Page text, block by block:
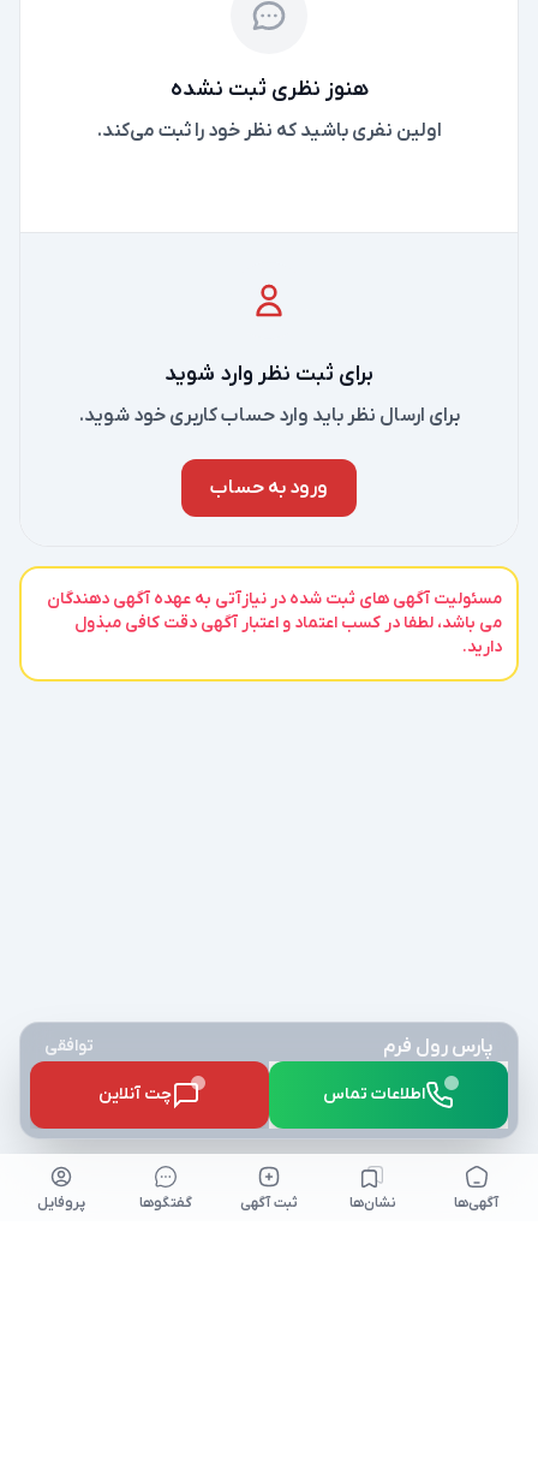
هنوز نظری ثبت نشده
اولین نفری باشید که نظر خود را ثبت می‌کند.
برای ثبت نظر وارد شوید
برای ارسال نظر باید وارد حساب کاربری خود شوید.
ورود به حساب
مسئولیت آگهی های ثبت شده در نیازآتی به عهده آگهی دهندگان
می باشد، لطفا در کسب اعتماد و اعتبار آگهی دقت کافی مبذول
دارید.
پارس رول فرم توافقی
اطلاعات تماس چت آنلاین
آگهی‌ها نشان‌ها ثبت آگهی گفتگو‌ها پروفایل